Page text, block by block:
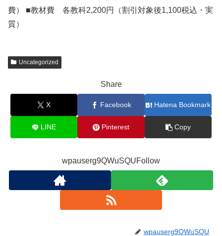
費） ■教材費 各教科2,200円（割引対象後1,100税込・実
質）
Uncategorized
Share
X Facebook Hatena Bookmark
LINE Pinterest Copy
wpauserg9QWuSQUFollow
wpauserg9QWuSQU